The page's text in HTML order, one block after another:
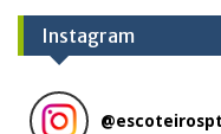
Instagram
@escoteirospt